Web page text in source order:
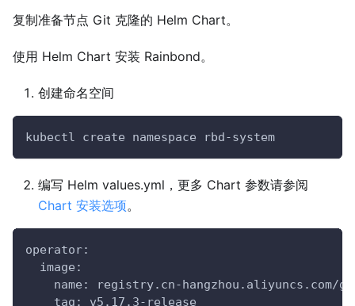
复制准备节点 Git 克隆的 Helm Chart。
使用 Helm Chart 安装 Rainbond。
创建命名空间
kubectl create namespace rbd-system
编写 Helm values.yml，更多 Chart 参数请参阅
Chart 安装选项。
operator:
  image:
name: registry.cn-hangzhou.aliyuncs.com/
    tag: v5.17.3-release